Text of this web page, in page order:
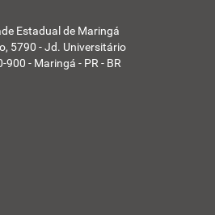
Estadual de Maringá
5790 - Jd. Universitário
900 - Maringá - PR - BR